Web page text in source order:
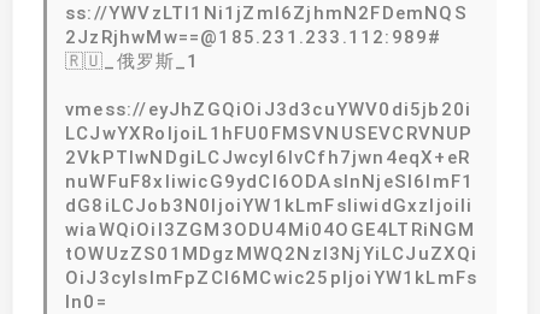
ss://YWVzLTI1Ni1jZmI6ZjhmN2FDemNQS
2JzRjhwMw==@185.231.233.112:989#
🇷🇺_俄罗斯_1
vmess://eyJhZGQiOiJ3d3cuYWV0di5jb20i
LCJwYXRoIjoiL1hFU0FMSVNUSEVCRVNUP
2VkPTIwNDgiLCJwcyI6IvCfh7jwn4eqX+eR
nuWFuF8xIiwicG9ydCI6ODAsInNjeSI6ImF1
dG8iLCJob3N0IjoiYW1kLmFsIiwidGxzIjoiIi
wiaWQiOiI3ZGM3ODU4Mi04OGE4LTRiNGM
tOWUzZS01MDgzMWQ2NzI3NjYiLCJuZXQi
OiJ3cyIsImFpZCI6MCwic25pIjoiYW1kLmFs
In0=